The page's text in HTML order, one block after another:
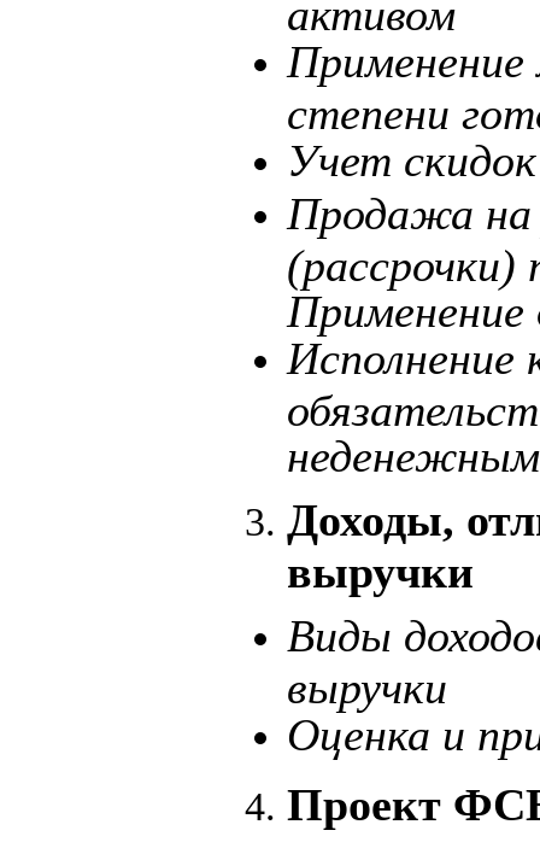
активом
степени
Учет скидок
Продажа на
Применение
Исполнение
Доходы,
выручки
Виды
выручки
Оценка и
Проект